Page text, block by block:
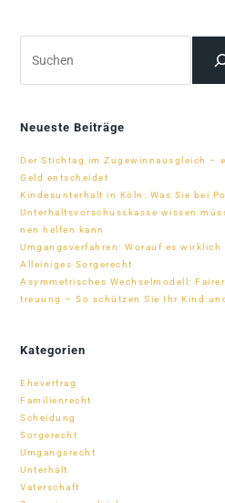
Neueste Beiträge
Der Stich­tag im Zu­ge­winn­aus­gleich –
Geld entscheidet
Kin­des­un­ter­halt in Köln: Was Sie bei
Un­ter­halts­vor­schuss­kasse wis­sen
nen hel­fen kann
Um­gangs­ver­fah­ren: Wor­auf es wirk­lich
Al­lei­ni­ges Sorgerecht
Asym­me­tri­sches Wech­sel­mo­dell:
treu­ung – So schüt­zen Sie Ihr Kind
Kategorien
Ehevertrag
Familienrecht
Scheidung
Sorgerecht
Umgangsrecht
Unterhalt
Vaterschaft